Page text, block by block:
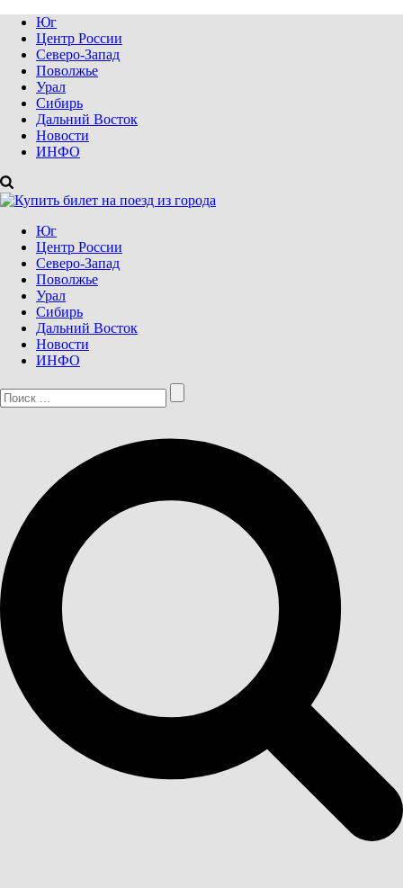
Юг
Центр России
Северо-Запад
Поволжье
Урал
Сибирь
Дальний Восток
Новости
ИНФО
Юг
Центр России
Северо-Запад
Поволжье
Урал
Сибирь
Дальний Восток
Новости
ИНФО